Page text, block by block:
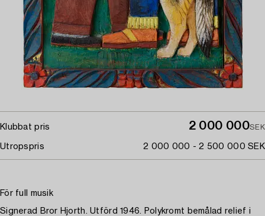
Klubbat pris 2 000 000SEK
Utropspris 2 000 000 - 2 500 000 SEK
För full musik
Signerad Bror Hjorth. Utförd 1946. Polykromt bemålad relief i